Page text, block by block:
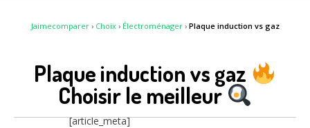
Jaimecomparer› Choix› Électroménager› Plaque induction vs gaz
Plaque induction vs gaz
Choisir le meilleur
[article_meta]